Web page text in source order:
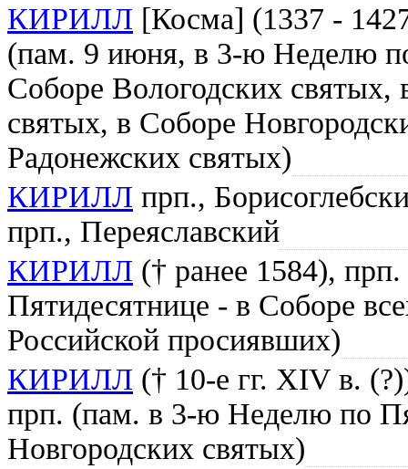
КИРИЛЛ [Косма] (1337 -
(пам. 9 июня, в 3-ю Неделю
Соборе Вологодских святых,
святых, в Соборе
Радонежских святых)
КИРИЛЛ прп.,
прп., Переяславский
КИРИЛЛ († ранее 1584),
Пятидесятнице - в Соборе
Российской просиявших)
КИРИЛЛ († 10-е гг. XIV в.
прп. (пам. в 3-ю Неделю по
Новгородских святых)